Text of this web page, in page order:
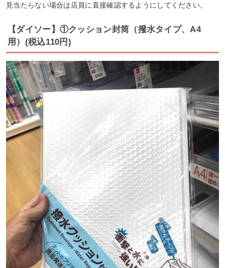
見当たらない場合は店員に直接確認するようにしてください。
【ダイソー】①クッション封筒（撥水タイプ、A4
用）(税込110円)